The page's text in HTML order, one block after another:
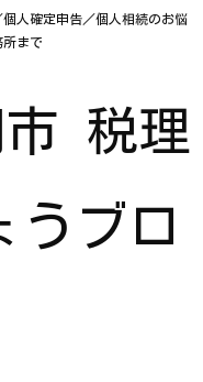
人確定申告／個人相続のお悩
所まで
税理
うブロ